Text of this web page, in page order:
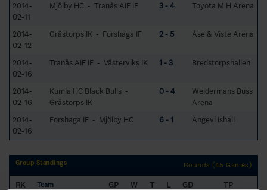
2014-
02-11
Mjölby HC - Tranås AIF IF 3 - 4 Toyota M H Arena
2014-
02-12
Grästorps IK - Forshaga IF 2 - 5 Åse & Viste Arena
2014-
02-16
Tranås AIF IF - Västerviks IK 1 - 3 Bredstorpshallen
2014-
02-16
Kumla HC Black Bulls -
Grästorps IK
0 - 4
Weidermans Buss
Arena
2014-
02-16
Forshaga IF - Mjölby HC 6 - 1 Ängevi Ishall
Group Standings Rounds (45 Games)
RK Team GP W T L GD
TP